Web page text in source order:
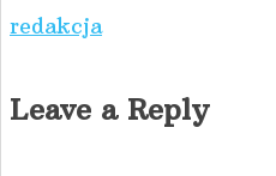
redakcja
Leave a Reply